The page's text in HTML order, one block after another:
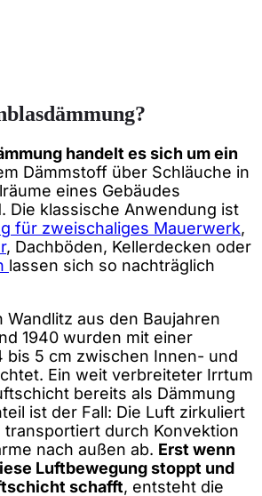
handelt es sich um ein
Dämmstoff über Schläuche in
eines Gebäudes
Die klassische Anwendung ist
für zweischaliges Mauerwerk,
, Dachböden, Kellerdecken oder
lassen sich so nachträglich
Wandlitz aus den Baujahren
1940 wurden mit einer
bis 5 cm zwischen Innen- und
Ein weit verbreiteter Irrtum
bereits als Dämmung
ist der Fall: Die Luft zirkuliert
transportiert durch Konvektion
nach außen ab. Erst wenn
Luftbewegung stoppt und
schafft, entsteht die